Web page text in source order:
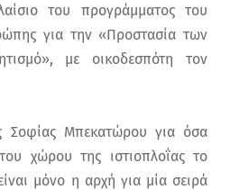
του προγράμματος του
για την «Προστασία των
με οικοδεσπότη τον
Σοφίας Μπεκατώρου για όσα
χώρου της ιστιοπλοΐας το
μόνο η αρχή για μία σειρά